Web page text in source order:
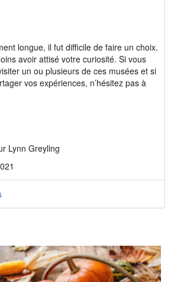
longue, il fut difficile de faire un choix.
avoir attisé votre curiosité. Si vous
un ou plusieurs de ces musées et si
vos expériences, n’hésitez pas à
Lynn Greyling